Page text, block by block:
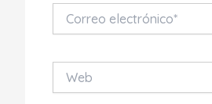
electrónico*